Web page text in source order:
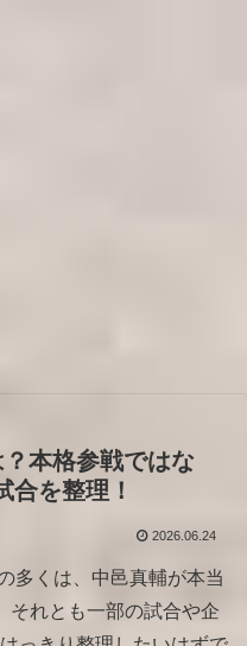
本格参戦ではな
合を整理！
2026.06.24
多くは、中邑真輔が本当
それとも一部の試合や企